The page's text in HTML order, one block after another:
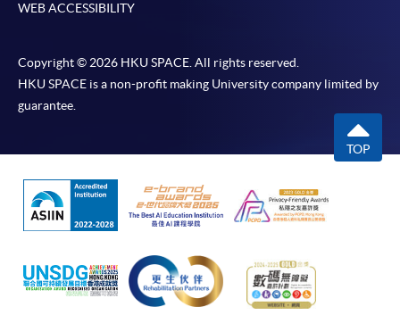
WEB ACCESSIBILITY
Copyright © 2026 HKU SPACE. All rights reserved.
HKU SPACE is a non-profit making University company limited by
guarantee.
TOP